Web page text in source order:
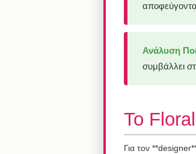
Ανάλυση
συμβάλλει
Το
Για τον